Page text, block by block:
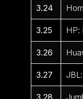
3.24
3.25 HP:
3.26
3.27